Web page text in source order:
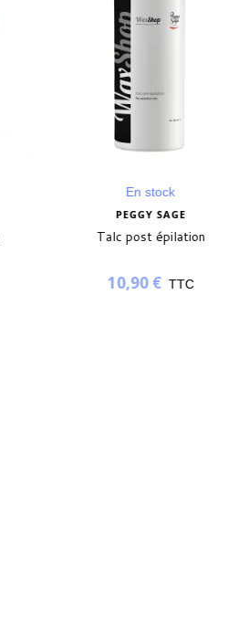
En stock
PEGGY SAGE
Talc post épilation
10,90 € TTC